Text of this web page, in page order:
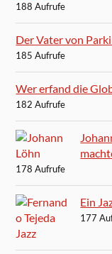
188 Aufrufe
Der Vater von
185 Aufrufe
Wer erfand die
182 Aufrufe
178 Aufrufe
Ein
177